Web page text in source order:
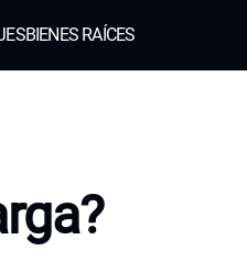
BIENES RAÍCES